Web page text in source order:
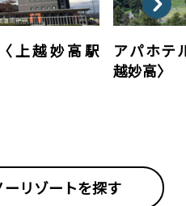
上越妙高駅
アパホテ
越妙高〉
ーリゾートを探す